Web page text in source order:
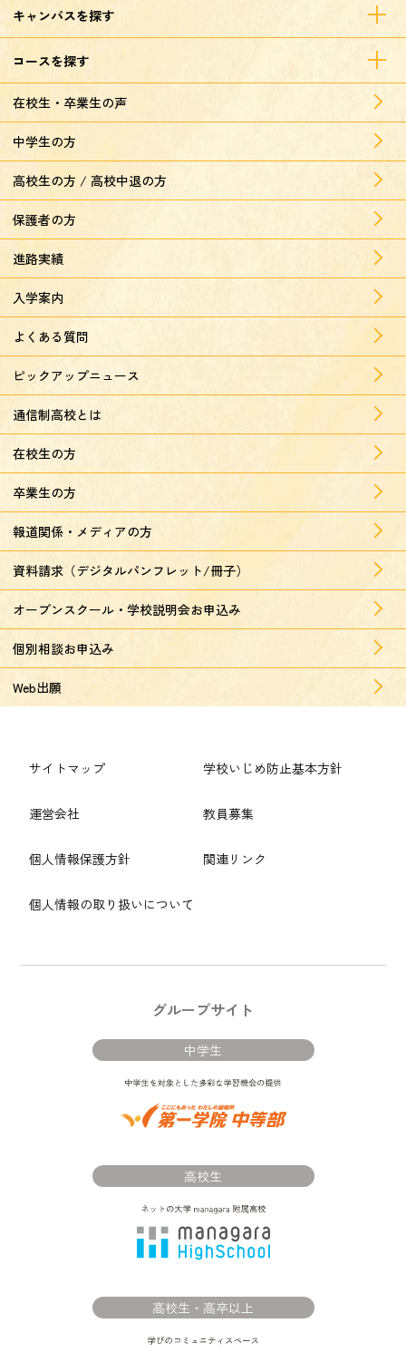
キャンパスを探す
コースを探す
在校生・卒業生の声
中学生の方
高校生の方 / 高校中退の方
保護者の方
進路実績
入学案内
よくある質問
ピックアップニュース
通信制高校とは
在校生の方
卒業生の方
報道関係・メディアの方
資料請求（デジタルパンフレット/冊子）
オープンスクール・学校説明会お申込み
個別相談お申込み
Web出願
サイトマップ
運営会社
個人情報保護方針
個人情報の取り扱いについて
学校いじめ防止基本方針
教員募集
関連リンク
グループサイト
中学生
高校生
高校生・高卒以上